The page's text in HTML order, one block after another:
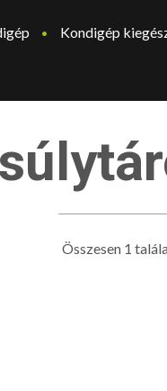
Kondigép
Összesen 1